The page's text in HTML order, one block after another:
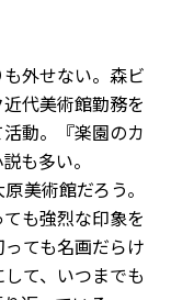
外せない。森ビ
代美術館勤務を
動。『楽園のカ
も多い。
美術館だろう。
も強烈な印象を
ても名画だらけ
て、いつまでも